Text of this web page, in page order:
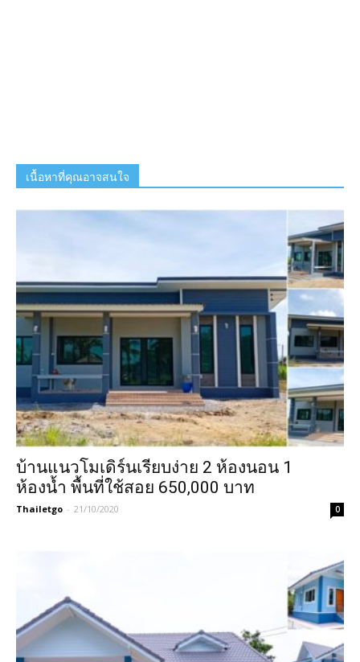
เนื้อหาที่คุณอาจสนใจ
บ้านแนวโมเดิร์นเรียบง่าย 2 ห้องนอน 1
ห้องน้ำ พื้นที่ใช้สอย 650,000 บาท
Thailetgo - 21/10/2020 0